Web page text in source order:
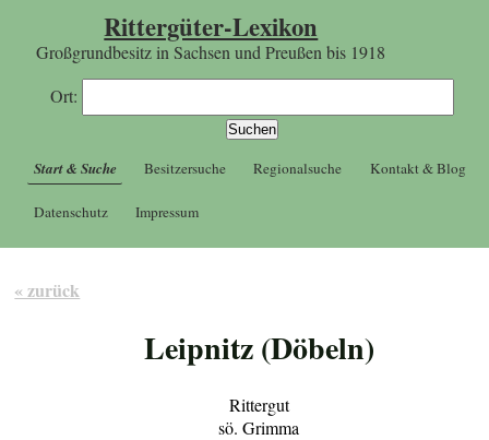
Rittergüter-Lexikon
Großgrundbesitz in Sachsen und Preußen bis 1918
Ort:
Start & Suche Besitzersuche Regionalsuche Kontakt & Blog
Datenschutz Impressum
« zurück
Leipnitz (Döbeln)
Rittergut
sö. Grimma